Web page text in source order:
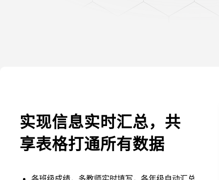
实现信息实时汇总，共
享表格打通所有数据